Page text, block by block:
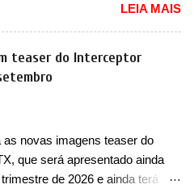
algumas imagens externas e
o sedã, que terá seu
neste ano de 2026. Em
o Formula S segue
mesmas linhas do conceito
semestre. Na dianteira, o
faróis mais quadrados e
luzes ...
primeiras imagens teaser de um
que vai oferecer aos seus
Trata-se do Dune, um cupê
que terá uma proposta off-road
Porsche 911 Dakar e o...
parte no desenvolvimento
no Huracán, o Dune nasce
similar ao que a marca
LEIA MAIS
teaser do Interceptor
as novas imagens teaser do
que será apresentado ainda
de 2026 e ainda terá